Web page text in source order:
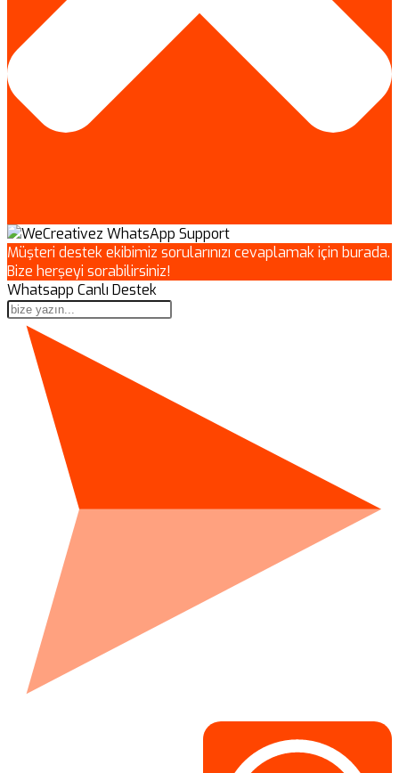
Müşteri destek ekibimiz sorularınızı cevaplamak için burada.
Bize herşeyi sorabilirsiniz!
Whatsapp Canlı Destek